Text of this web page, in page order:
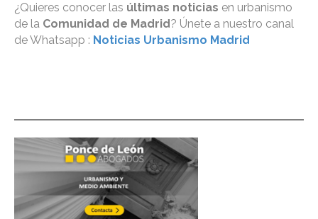
¿Quieres conocer las últimas noticias en urbanismo
de la Comunidad de Madrid? Únete a nuestro canal
de Whatsapp : Noticias Urbanismo Madrid